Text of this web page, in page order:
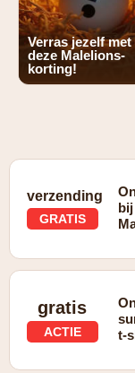
Verras jezelf met
deze Malelions-
korting!
verzending
GRATIS
gratis
ACTIE
t-